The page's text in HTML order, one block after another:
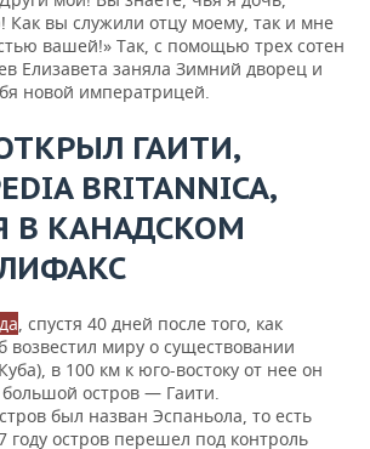
Как вы служили отцу моему, так и мне
вашей!» Так, с помощью трех сотен
Елизавета заняла Зимний дворец и
новой императрицей.
ГАИТИ,
BRITANNICA,
В КАНАДСКОМ
, спустя 40 дней после того, как
возвестил миру о существовании
в 100 км к юго-востоку от нее он
остров — Гаити.
был назван Эспаньола, то есть
году остров перешел под контроль